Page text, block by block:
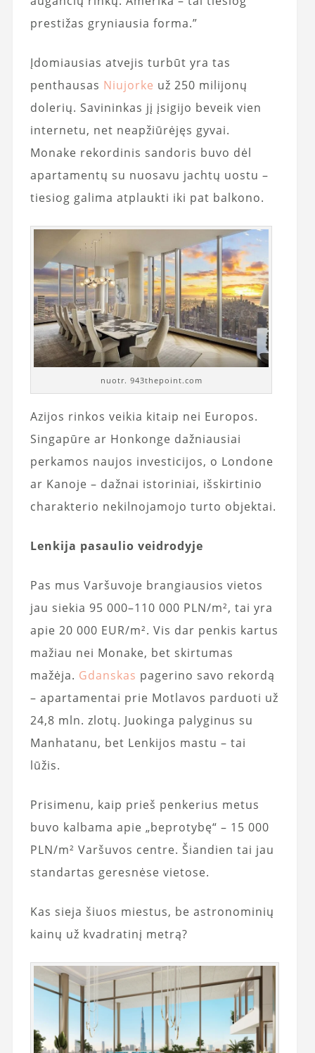
prestižas gryniausia forma.”
Įdomiausias atvejis turbūt yra tas
penthausas Niujorke už 250 milijonų
dolerių. Savininkas jį įsigijo beveik vien
internetu, net neapžiūrėjęs gyvai.
Monake rekordinis sandoris buvo dėl
apartamentų su nuosavu jachtų uostu –
tiesiog galima atplaukti iki pat balkono.
nuotr. 943thepoint.com
Azijos rinkos veikia kitaip nei Europos.
Singapūre ar Honkonge dažniausiai
perkamos naujos investicijos, o Londone
ar Kanoje – dažnai istoriniai, išskirtinio
charakterio nekilnojamojo turto objektai.
Lenkija pasaulio veidrodyje
Pas mus Varšuvoje brangiausios vietos
jau siekia 95 000–110 000 PLN/m², tai yra
apie 20 000 EUR/m². Vis dar penkis kartus
mažiau nei Monake, bet skirtumas
mažėja. Gdanskas pagerino savo rekordą
– apartamentai prie Motlavos parduoti už
24,8 mln. zlotų. Juokinga palyginus su
Manhatanu, bet Lenkijos mastu – tai
lūžis.
Prisimenu, kaip prieš penkerius metus
buvo kalbama apie „beprotybę“ – 15 000
PLN/m² Varšuvos centre. Šiandien tai jau
standartas geresnėse vietose.
Kas sieja šiuos miestus, be astronominių
kainų už kvadratinį metrą?